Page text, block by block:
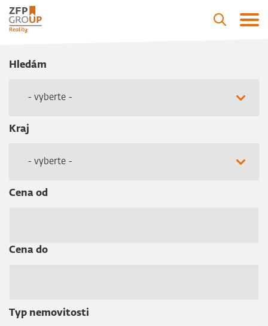
Hledám
- vyberte -
Kraj
- vyberte -
Cena od
Cena do
Typ nemovitosti